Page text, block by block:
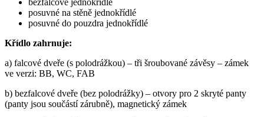
bezfalcové jednokřídlé
posuvné na stěně jednokřídlé
posuvné do pouzdra jednokřídlé
Křídlo zahrnuje:
a) falcové dveře (s polodrážkou) – tři šroubované závěsy – zámek
ve verzi: BB, WC, FAB
b) bezfalcové dveře (bez polodrážky) – otvory pro 2 skryté panty
(panty jsou součástí zárubně), magnetický zámek